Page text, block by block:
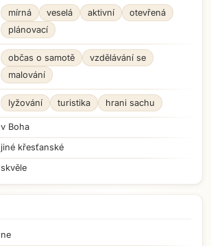
mírná veselá aktivní
otevřená
plánovací
občas o samotě
vzdělávání se
malování
lyžování turistika hrani sachu
v Boha
jiné křesťanské
skvěle
ne